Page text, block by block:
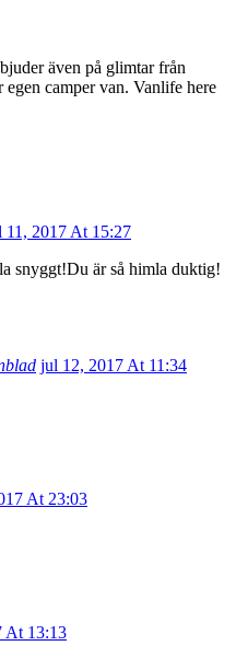
även på glimtar från
camper van. Vanlife here
11, 2017 At 15:27
snyggt!Du är så himla duktig!
jul 12, 2017 At 11:34
At 23:03
At 13:13